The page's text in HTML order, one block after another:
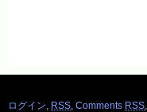
ログイン RSS Comments RSS